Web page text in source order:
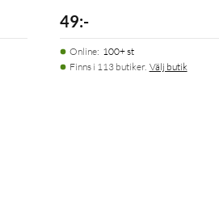
49:-
Online: 100+ st
Finns i 113 butiker. Välj butik